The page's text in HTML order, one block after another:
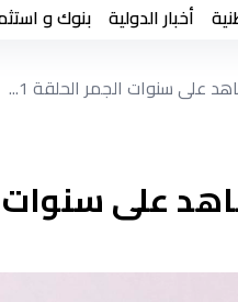
أخبار الدولية بنوك و
على سنوات الجمر الحلقة 1...
على سنوات